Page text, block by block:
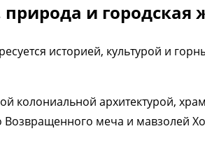
и городская
историей, культурой и
архитектурой,
Возвращенного меча и мавзолей